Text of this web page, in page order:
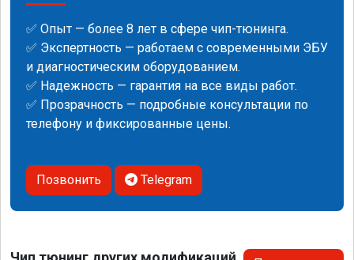
✅ Опыт — более 8 лет в сфере чип-тюнинга.
✅ Экспертность — работаем с современными ЭБУ
и диагностическим оборудованием.
✅ Надежность — гарантия на все виды работ.
✅ Прозрачность — подробные консультации по
телефону и фиксированные цены.
Позвонить Telegram